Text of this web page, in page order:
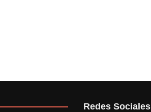
Redes Sociales